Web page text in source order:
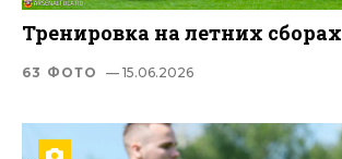
Тренировка на летних сборах
63 ФОТО — 15.06.2026